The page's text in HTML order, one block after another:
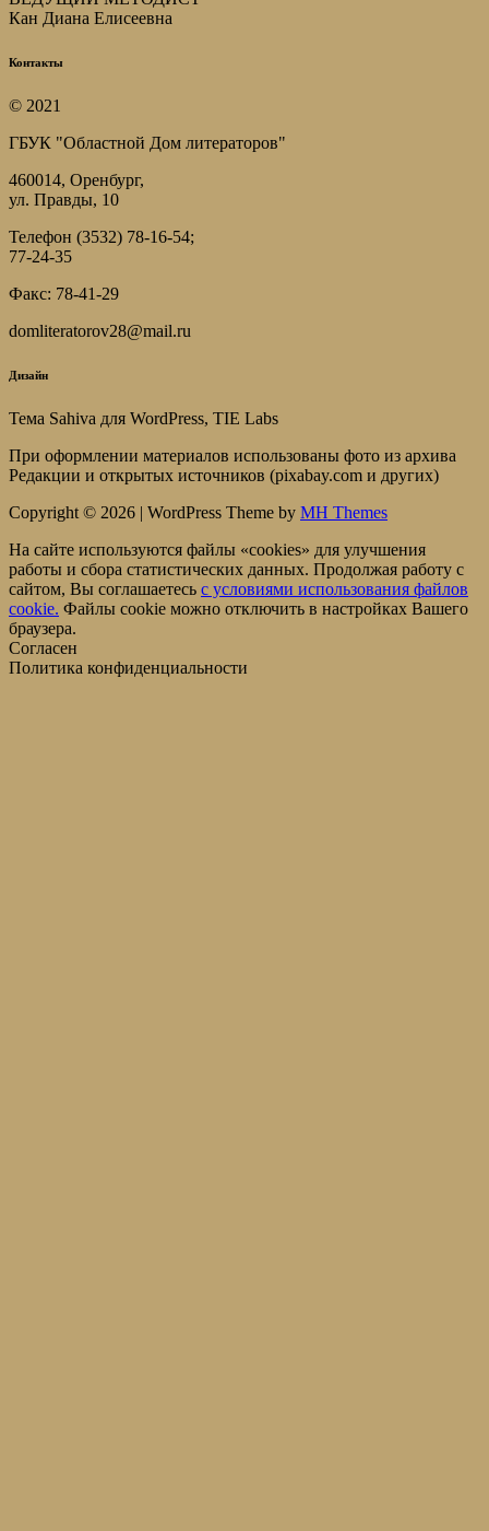
Кан Диана Елисеевна
Контакты
© 2021
ГБУК "Областной Дом литераторов"
460014, Оренбург,
ул. Правды, 10
Телефон (3532) 78-16-54;
77-24-35
Факс: 78-41-29
domliteratorov28@mail.ru
Дизайн
Тема Sahiva для WordPress, TIE Labs
При оформлении материалов использованы фото из архива
Редакции и открытых источников (pixabay.com и других)
Copyright © 2026 | WordPress Theme by MH Themes
На сайте используются файлы «cookies» для улучшения
работы и сбора статистических данных. Продолжая работу с
сайтом, Вы соглашаетесь c условиями использования файлов
cookie. Файлы cookie можно отключить в настройках Вашего
браузера.
Согласен
Политика конфиденциальности